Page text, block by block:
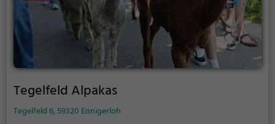
Tierpark Waldfrieden. Gesundheitliche Gründe
veranlassten ihn dazu den Tierpark einem neuen
Pächter zu übergeben.
Tegelfeld Alpakas
Tegelfeld 6, 59320 Ennigerloh